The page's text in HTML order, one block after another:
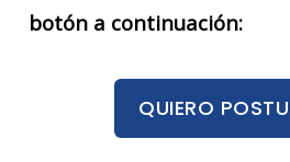
botón a continuación:
QUIERO